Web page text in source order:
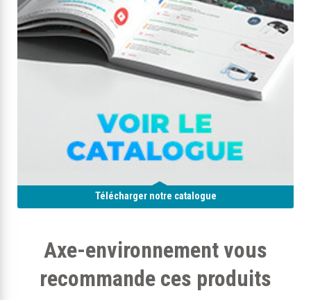
Télécharger notre catalogue
Axe-environnement vous
recommande ces produits